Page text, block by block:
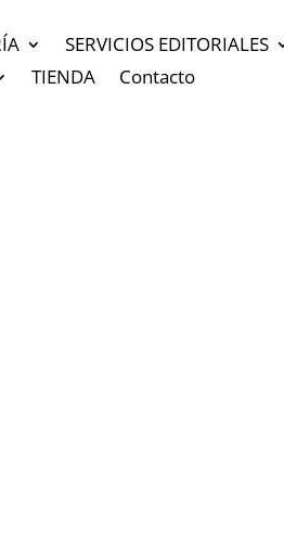
SERVICIOS EDITORIALES
TIENDA Contacto